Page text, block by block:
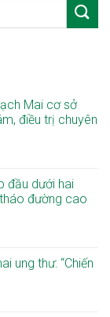
Mai cơ sở
điều trị chuyên
đầu dưới hai
đường cao
ung thư: “Chiến